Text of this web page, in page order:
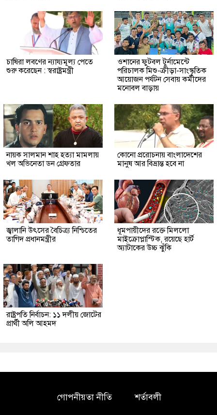
চাষিরা লবণের ন্যায্যমূল্য পেতে
শুরু করেছেন : স্বরাষ্ট্রমন্ত্রী
ওশানের ফুটবল টুর্নামেন্টে
পরিচালক মিশু-ক্রীড়া-সাংস্কৃতিক
আয়োজন পর্যটন সেবায় কর্মীদের
মনোবল বাড়ায়
নায়ক সালমান শাহ হত্যা মামলায়
খল অভিনেতা ডন গ্রেফতার
কোনো প্ররোচনায় বাংলাদেশের
মানুষ আর বিভ্রান্ত হবে না
জ্বালানি উৎসের বৈচিত্র্য নিশ্চিতের
তাগিদ প্রধানমন্ত্রীর
ধূমপায়ীদের রক্তে মিললো
মাইক্রোপ্লাস্টিক, রয়েছে হার্ট
অ্যাটাকের উচ্চ ঝুঁকি
রাষ্ট্রপতি নির্বাচন: ১১ দলীয় জোটের
প্রার্থী অলি আহমদ
গোপনীয়তা নীতি শর্তাবলী